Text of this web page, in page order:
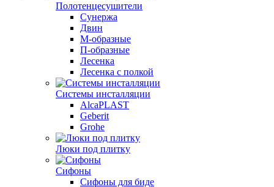
Полотенцесушители
Сунержа
Двин
М-образные
П-образные
Лесенка
Лесенка с полкой
Системы инсталляции
AlcaPLAST
Geberit
Grohe
Люки под плитку
Сифоны
Сифoны для биде